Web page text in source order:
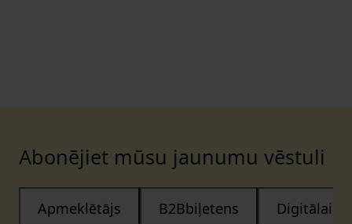
Abonējiet mūsu jaunumu vēstuli
Apmeklētājs B2Bbiļetens Digitālais